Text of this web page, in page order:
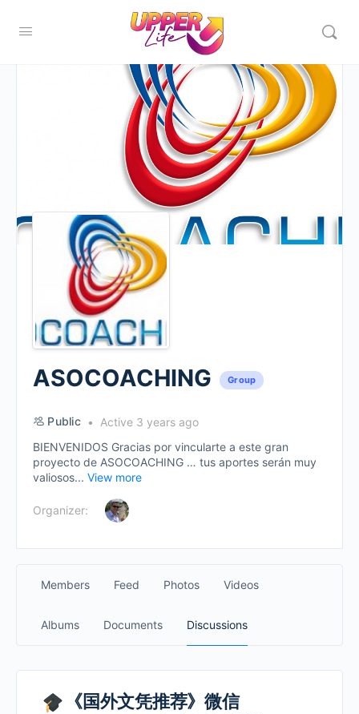
ASOCOACHING Group
Public
Active 3 years ago
BIENVENIDOS Gracias por vincularte a este gran
proyecto de ASOCOACHING … tus aportes serán muy
valiosos... View more
Organizer:
Members Feed Photos Videos
Albums Documents Discussions
《国外文凭推荐》微信